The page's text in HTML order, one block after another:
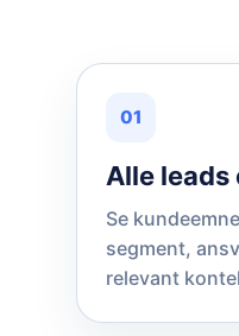
01
Alle leads
Se
segment,
relevant